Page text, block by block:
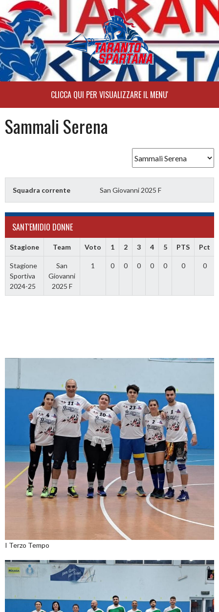
Skip
to
content
Sammali Serena
Squadra corrente San Giovanni 2025 F
SANT'EMIDIO DONNE
Stagione Team Voto 1 2 3 4 5 PTS Pct
Stagione
Sportiva
2024-25
San
Giovanni
2025 F
1 0 0 0 0 0 0 0
I Terzo Tempo